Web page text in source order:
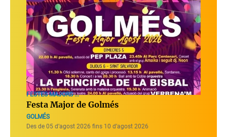
FESTES MAJORS ...
Festa Major de Golmés
GOLMÉS
Des de 05 d’agost 2026 fins 10 d’agost 2026